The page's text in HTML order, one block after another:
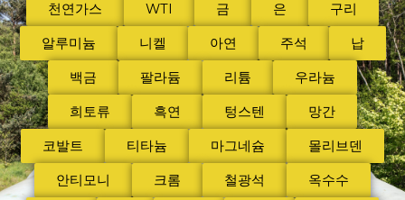
천연가스 WTI 금 은 구리
알루미늄 니켈 아연 주석 납
백금 팔라듐 리튬 우라늄
희토류 흑연 텅스텐 망간
코발트 티타늄 마그네슘 몰리브덴
안티모니 크롬 철광석 옥수수